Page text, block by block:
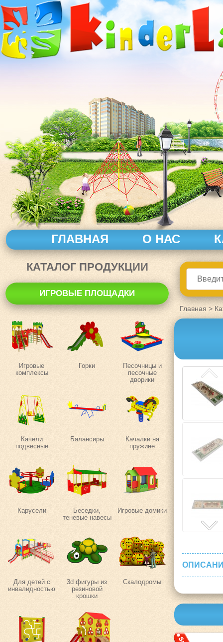
ГЛАВНАЯ О НАС
КАТАЛОГ ПРОДУКЦИИ
ИГРОВЫЕ ПЛОЩАДКИ
Игровые
комплексы
Горки
Песочницы и
песочные
дворики
Качели
подвесные
Балансиры
Качалки на
пружине
Карусели
Беседки,
теневые навесы
Игровые домики
Для детей с
инвалидностью
3d фигуры из
резиновой
крошки
Скалодромы
Главная >